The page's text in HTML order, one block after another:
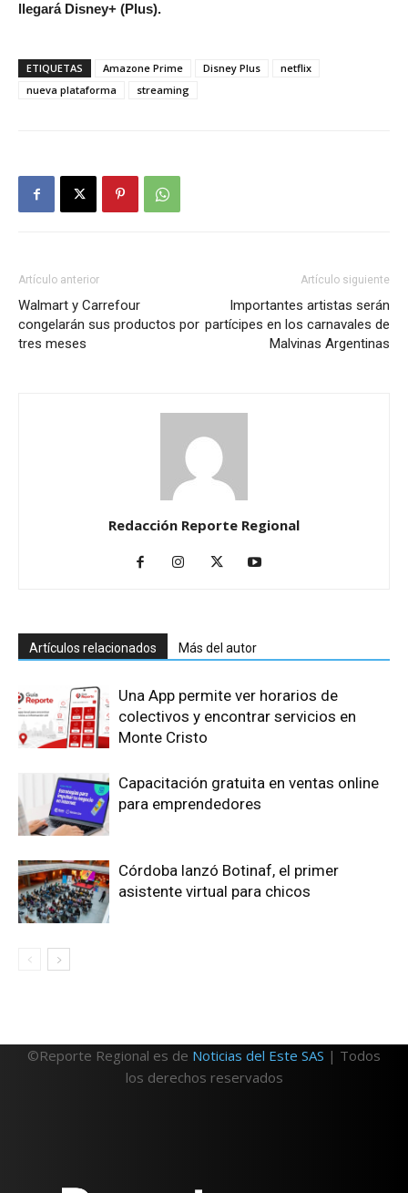
llegará Disney+ (Plus).
ETIQUETAS Amazone Prime Disney Plus
netflix
nueva plataforma
streaming
Artículo anterior
Walmart y Carrefour
congelarán sus productos por
tres meses
Artículo siguiente
Importantes artistas serán
partícipes en los carnavales de
Malvinas Argentinas
Redacción Reporte Regional
Artículos relacionados Más del autor
Una App permite ver horarios de
colectivos y encontrar servicios en
Monte Cristo
Capacitación gratuita en ventas online
para emprendedores
Córdoba lanzó Botinaf, el primer
asistente virtual para chicos
©Reporte Regional es de Noticias del Este SAS | Todos
los derechos reservados